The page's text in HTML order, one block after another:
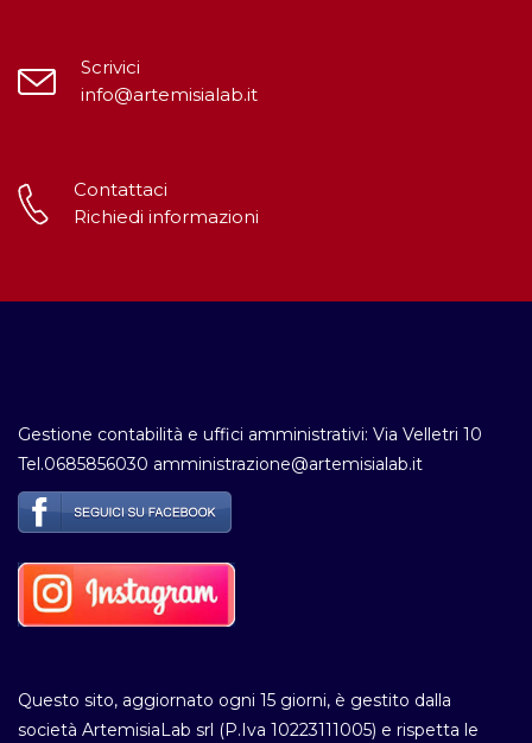
Scrivici
info@artemisialab.it
Contattaci
Richiedi informazioni
Gestione contabilità e uffici amministrativi: Via Velletri 10
Tel.0685856030 amministrazione@artemisialab.it
Questo sito, aggiornato ogni 15 giorni, è gestito dalla
società ArtemisiaLab srl (P.Iva 10223111005) e rispetta le